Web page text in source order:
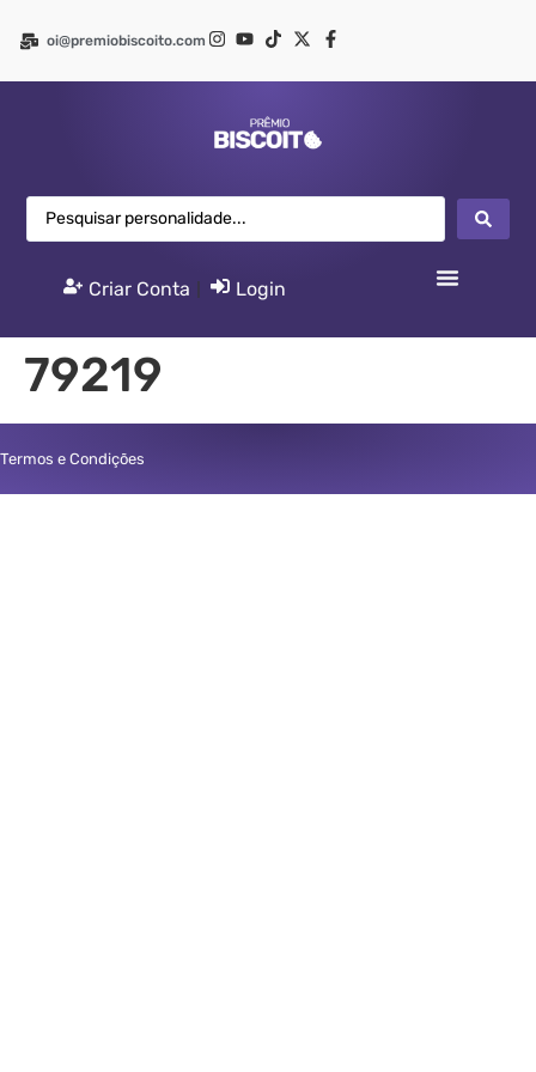
oi@premiobiscoito.com
Criar Conta Login
79219
Termos e Condições